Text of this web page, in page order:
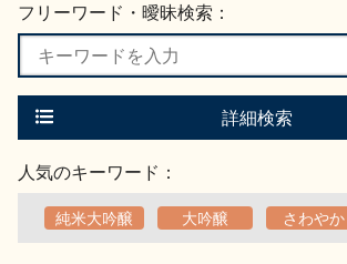
フリーワード・曖昧検索：
詳細検索
人気のキーワード：
純米大吟醸 大吟醸 さわやか